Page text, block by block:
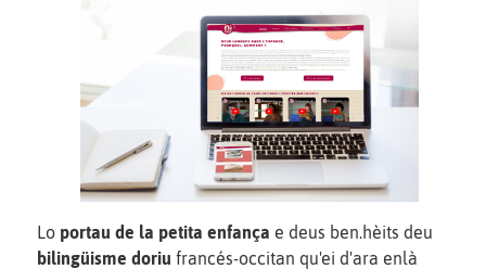
Lo portau de la petita enfança e deus ben.hèits deu
bilingüisme doriu francés-occitan qu'ei d'ara enlà